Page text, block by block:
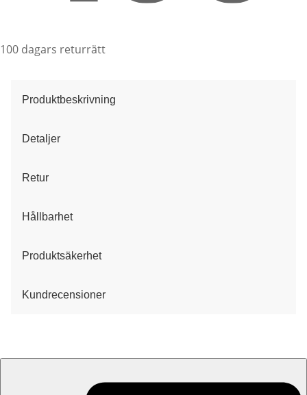
100 dagars returrätt
Produktbeskrivning
Detaljer
Retur
Hållbarhet
Produktsäkerhet
Kundrecensioner